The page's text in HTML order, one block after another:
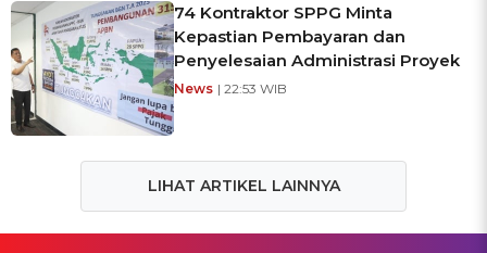
74 Kontraktor SPPG Minta
Kepastian Pembayaran dan
Penyelesaian Administrasi Proyek
News | 22:53 WIB
LIHAT ARTIKEL LAINNYA